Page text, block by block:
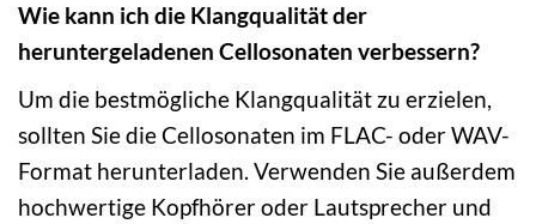
Wie kann ich die Klangqualität der
heruntergeladenen Cellosonaten verbessern?
Um die bestmögliche Klangqualität zu erzielen,
sollten Sie die Cellosonaten im FLAC- oder WAV-
Format herunterladen. Verwenden Sie außerdem
hochwertige Kopfhörer oder Lautsprecher und